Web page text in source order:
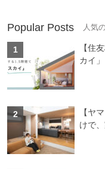
Popular Posts
【住
カイ」
【ヤ
けで